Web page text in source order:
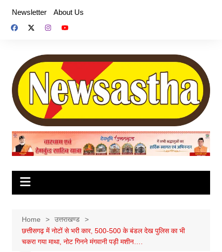
content
Newsletter About Us
Home
उत्तराखण्ड
छत्तीसगढ़ में नोटों से भरी कार, 500-500 के बंडल देख पुलिस का भी
चकरा गया माथा, नोट गिनने मंगवानी पड़ी मशीन….